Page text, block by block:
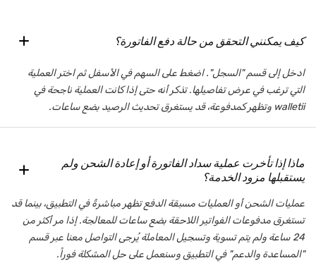
كيف يمكنني التحقق من حالة دفع الفاتورة؟
ادخل إلى قسم "السجل". اضغط على السهم في الأسفل ثم اختر العملية
التي ترغب في عرض تفاصيلها. تذكر أنه حتى إذا كانت العملية ناجحة في
walletii وتظهر كمدفوعة، قد يستغرق تحديث الرصيد بضع ساعات.
ماذا إذا تأخرت عملية سداد الفاتورة أو إعادة الشحن ولم
يستقبلها مزود الخدمة؟
عمليات الشحن أو العمليات مسبقة الدفع تظهر مباشرةً في التطبيق، بينما قد
تستغرق مدفوعات الفواتير اللاحقة بضع ساعات للمعالجة. إذا مر أكثر من
24 ساعة ولم يتم تسوية وتسجيل المعاملة يُرجى التواصل معنا عبر قسم
"المساعدة والدعم" في التطبيق وسنعمل على حل المشكلة فوراً.